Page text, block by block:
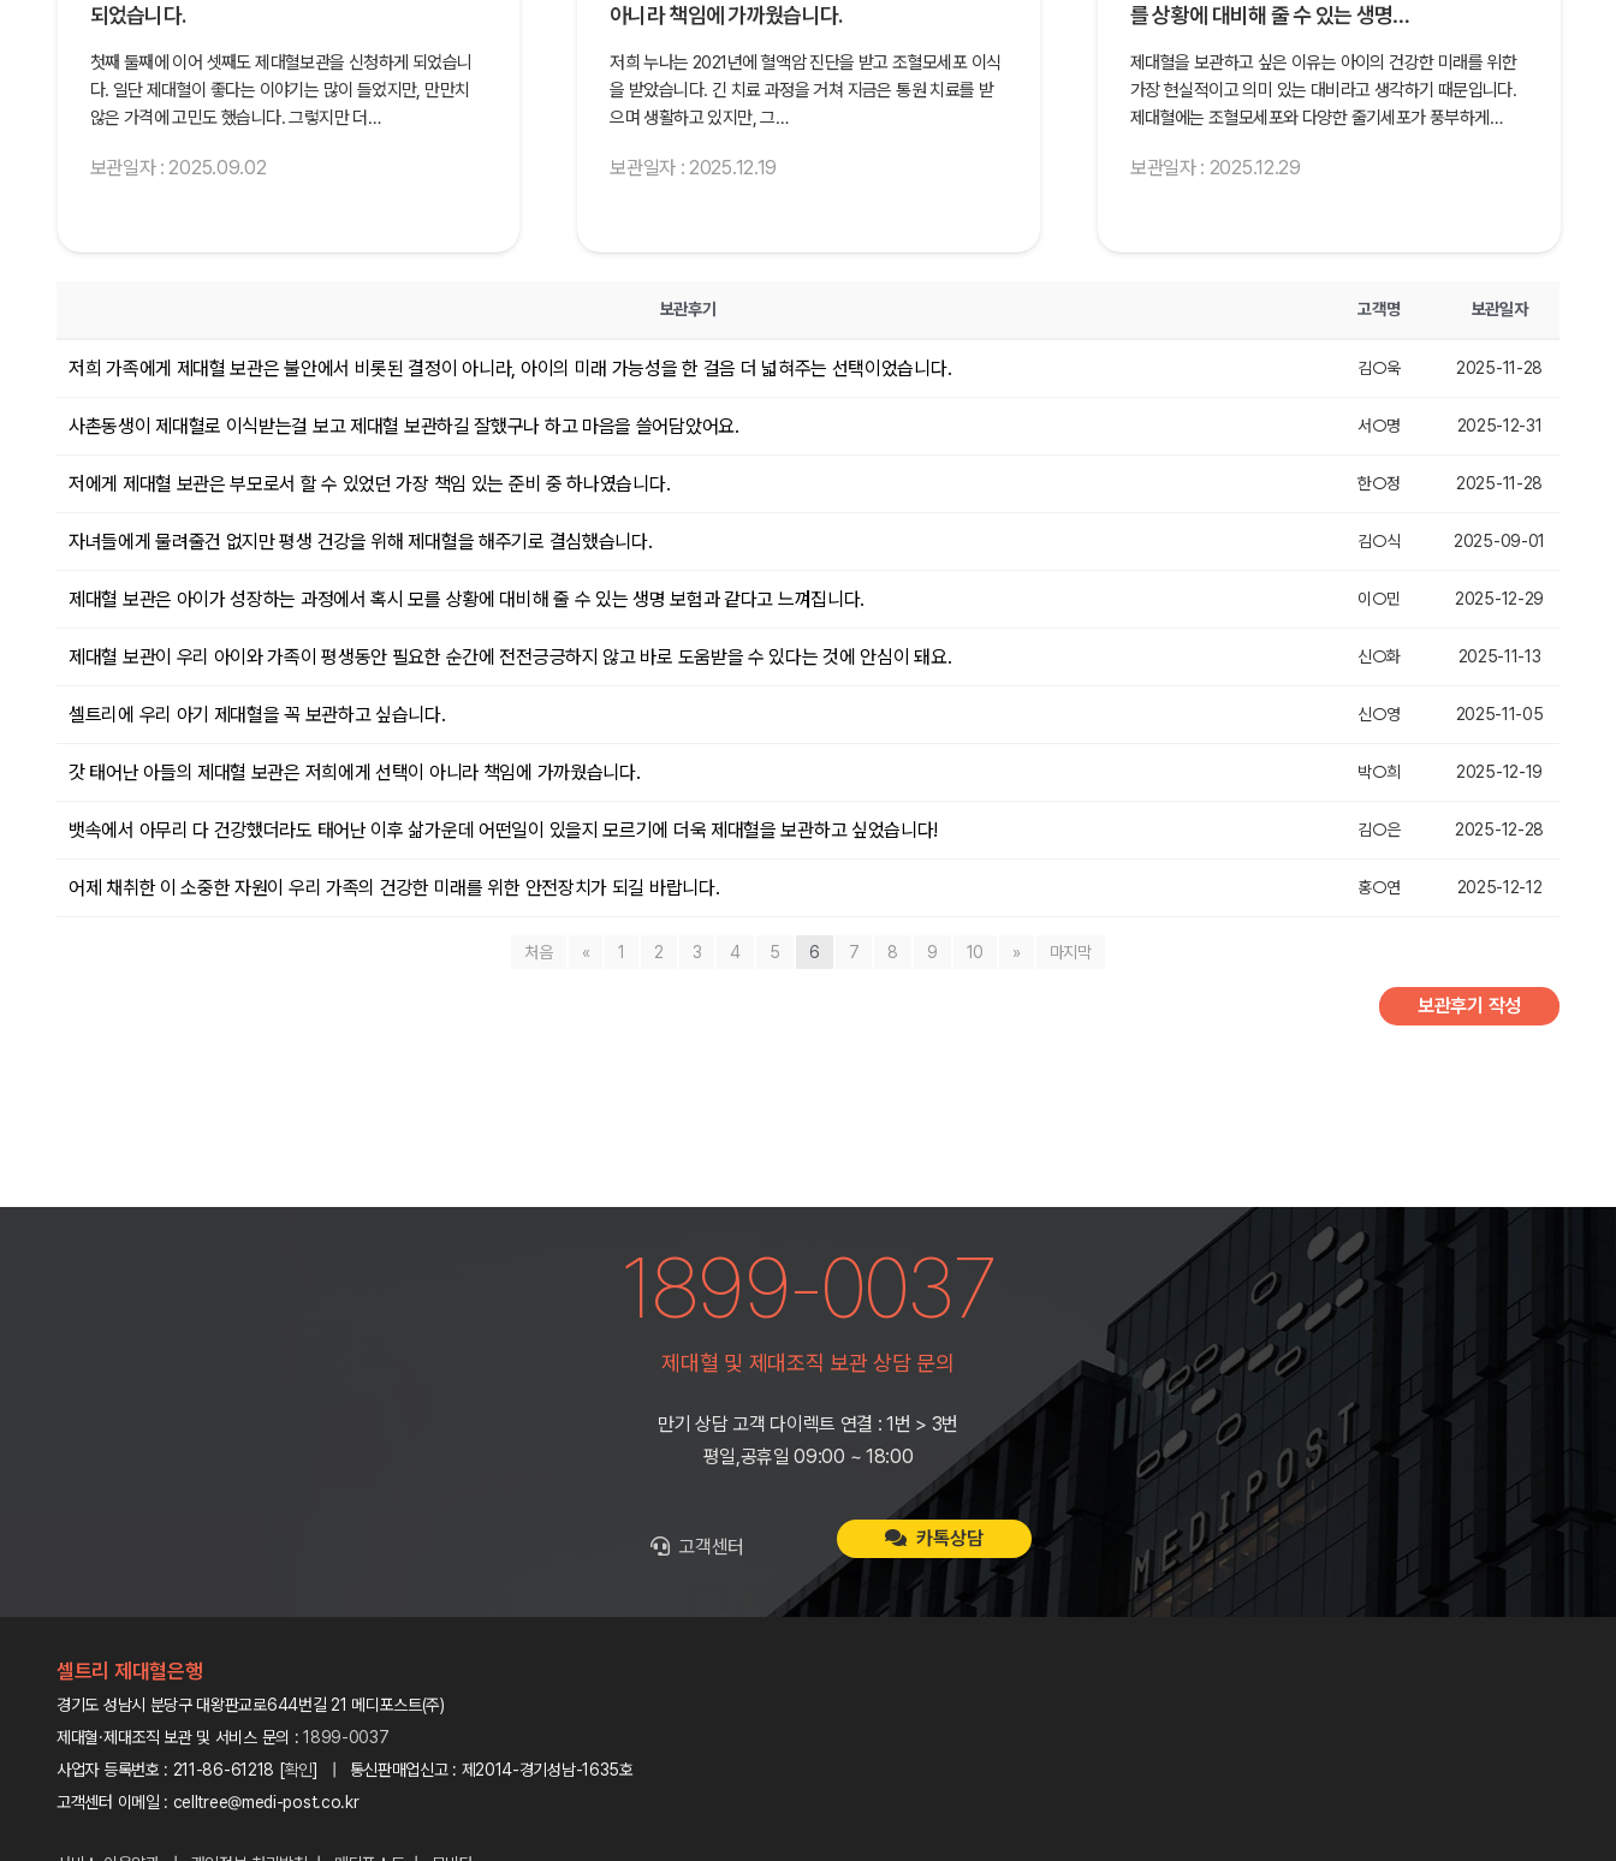
되었습니다.
첫째 둘째에 이어 셋째도 제대혈보관을 신청하게 되었습니
다. 일단 제대혈이 좋다는 이야기는 많이 들었지만, 만만치
않은 가격에 고민도 했습니다. 그렇지만 더…
보관일자 : 2025.09.02
아니라 책임에 가까웠습니다.
저희 누나는 2021년에 혈액암 진단을 받고 조혈모세포 이식
을 받았습니다. 긴 치료 과정을 거쳐 지금은 통원 치료를 받
으며 생활하고 있지만, 그…
보관일자 : 2025.12.19
를 상황에 대비해 줄 수 있는 생명…
제대혈을 보관하고 싶은 이유는 아이의 건강한 미래를 위한
가장 현실적이고 의미 있는 대비라고 생각하기 때문입니다.
제대혈에는 조혈모세포와 다양한 줄기세포가 풍부하게…
보관일자 : 2025.12.29
보관후기 고객명 보관일자
저희 가족에게 제대혈 보관은 불안에서 비롯된 결정이 아니라, 아이의 미래 가능성을 한 걸음 더 넓혀주는 선택이었습니다. 김○욱 2025-11-28
사촌동생이 제대혈로 이식받는걸 보고 제대혈 보관하길 잘했구나 하고 마음을 쓸어담았어요. 서○명 2025-12-31
저에게 제대혈 보관은 부모로서 할 수 있었던 가장 책임 있는 준비 중 하나였습니다. 한○정 2025-11-28
자녀들에게 물려줄건 없지만 평생 건강을 위해 제대혈을 해주기로 결심했습니다. 김○식 2025-09-01
제대혈 보관은 아이가 성장하는 과정에서 혹시 모를 상황에 대비해 줄 수 있는 생명 보험과 같다고 느껴집니다. 이○민 2025-12-29
제대혈 보관이 우리 아이와 가족이 평생동안 필요한 순간에 전전긍긍하지 않고 바로 도움받을 수 있다는 것에 안심이 돼요. 신○화 2025-11-13
셀트리에 우리 아기 제대혈을 꼭 보관하고 싶습니다. 신○영 2025-11-05
갓 태어난 아들의 제대혈 보관은 저희에게 선택이 아니라 책임에 가까웠습니다. 박○희 2025-12-19
뱃속에서 아무리 다 건강했더라도 태어난 이후 삶가운데 어떤일이 있을지 모르기에 더욱 제대혈을 보관하고 싶었습니다! 김○은 2025-12-28
어제 채취한 이 소중한 자원이 우리 가족의 건강한 미래를 위한 안전장치가 되길 바랍니다. 홍○연 2025-12-12
처음 « 1 2 3 4 5 6 7 8 9 10 » 마지막
보관후기 작성
1899-0037
제대혈 및 제대조직 보관 상담 문의
만기 상담 고객 다이렉트 연결 : 1번 > 3번
평일,공휴일 09:00 ~ 18:00
고객센터 카톡상담
셀트리 제대혈은행
경기도 성남시 분당구 대왕판교로644번길 21 메디포스트(주)
제대혈·제대조직 보관 및 서비스 문의 :1899-0037
사업자 등록번호 : 211-86-61218 [확인] | 통신판매업신고 : 제2014-경기성남-1635호
고객센터 이메일 : celltree@medi-post.co.kr